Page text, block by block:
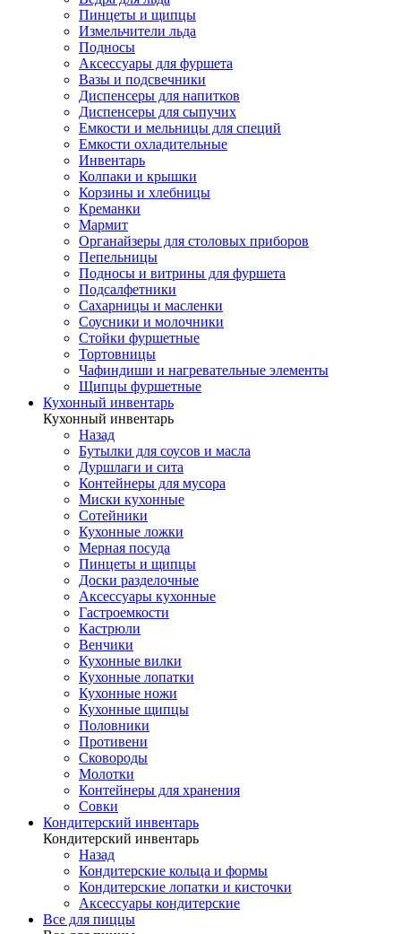
Пинцеты и щипцы
Измельчители льда
Подносы
Аксессуары для фуршета
Вазы и подсвечники
Диспенсеры для напитков
Диспенсеры для сыпучих
Емкости и мельницы для специй
Емкости охладительные
Инвентарь
Колпаки и крышки
Корзины и хлебницы
Креманки
Мармит
Органайзеры для столовых приборов
Пепельницы
Подносы и витрины для фуршета
Подсалфетники
Сахарницы и масленки
Соусники и молочники
Стойки фуршетные
Тортовницы
Чафиндиши и нагревательные элементы
Щипцы фуршетные
Кухонный инвентарь
Кухонный инвентарь
Назад
Бутылки для соусов и масла
Дуршлаги и сита
Контейнеры для мусора
Миски кухонные
Сотейники
Кухонные ложки
Мерная посуда
Пинцеты и щипцы
Доски разделочные
Аксессуары кухонные
Гастроемкости
Кастрюли
Венчики
Кухонные вилки
Кухонные лопатки
Кухонные ножи
Кухонные щипцы
Половники
Противени
Сковороды
Молотки
Контейнеры для хранения
Совки
Кондитерский инвентарь
Кондитерский инвентарь
Назад
Кондитерские кольца и формы
Кондитерские лопатки и кисточки
Аксессуары кондитерские
Все для пиццы